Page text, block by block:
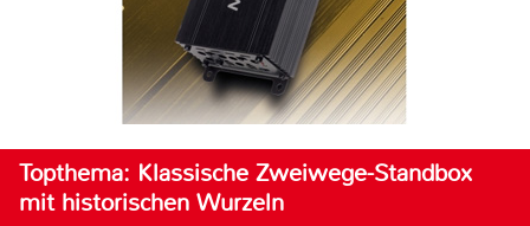
Topthema: Klassische Zweiwege-Standbox
mit historischen Wurzeln